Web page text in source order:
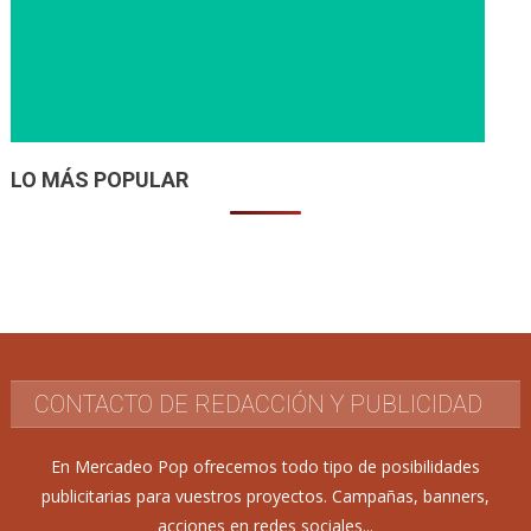
LO MÁS POPULAR
CONTACTO DE REDACCIÓN Y PUBLICIDAD
En Mercadeo Pop ofrecemos todo tipo de posibilidades
publicitarias para vuestros proyectos. Campañas, banners,
acciones en redes sociales...